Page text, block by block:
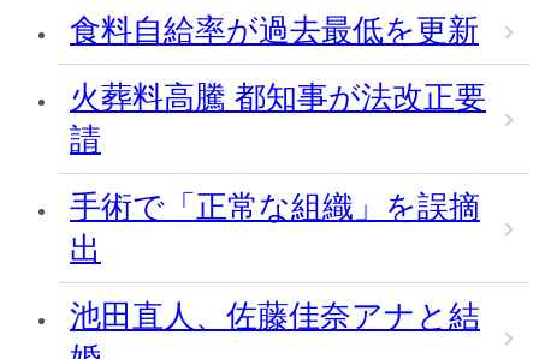
食料自給率が過去最低を更新
火葬料高騰 都知事が法改正要
請
手術で「正常な組織」を誤摘
出
池田直人、佐藤佳奈アナと結